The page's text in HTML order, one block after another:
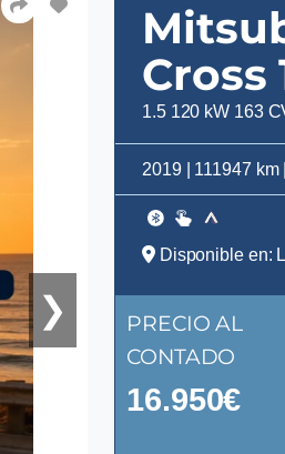
❯
Cross
1.5 120 kW 163
2019 | 111947
Disponible en:
PRECIO AL
CONTADO
16.950€